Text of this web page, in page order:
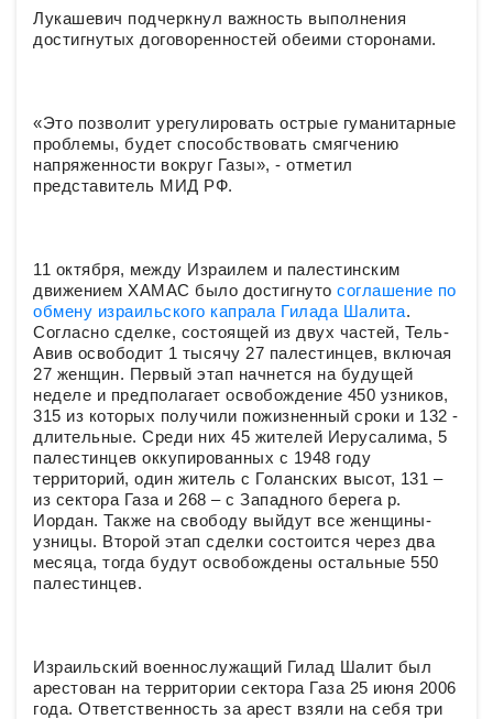
Лукашевич подчеркнул важность выполнения
достигнутых договоренностей обеими сторонами.
«Это позволит урегулировать острые гуманитарные
проблемы, будет способствовать смягчению
напряженности вокруг Газы», - отметил
представитель МИД РФ.
11 октября, между Израилем и палестинским
движением ХАМАС было достигнуто соглашение по
обмену израильского капрала Гилада Шалита.
Согласно сделке, состоящей из двух частей, Тель-
Авив освободит 1 тысячу 27 палестинцев, включая
27 женщин. Первый этап начнется на будущей
неделе и предполагает освобождение 450 узников,
315 из которых получили пожизненный сроки и 132 -
длительные. Среди них 45 жителей Иерусалима, 5
палестинцев оккупированных с 1948 году
территорий, один житель с Голанских высот, 131 –
из сектора Газа и 268 – с Западного берега р.
Иордан. Также на свободу выйдут все женщины-
узницы. Второй этап сделки состоится через два
месяца, тогда будут освобождены остальные 550
палестинцев.
Израильский военнослужащий Гилад Шалит был
арестован на территории сектора Газа 25 июня 2006
года. Ответственность за арест взяли на себя три